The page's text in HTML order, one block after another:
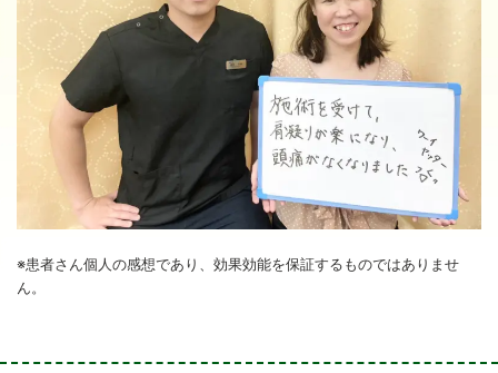
※患者さん個人の感想であり、効果効能を保証するものではありませ
ん。